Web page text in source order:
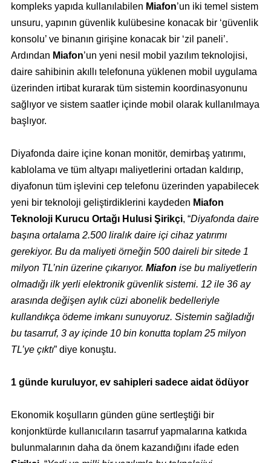
kompleks yapıda kullanılabilen Miafon’un iki temel sistem
unsuru, yapının güvenlik kulübesine konacak bir ‘güvenlik
konsolu’ ve binanın girişine konacak bir ‘zil paneli’.
Ardından Miafon’un yeni nesil mobil yazılım teknolojisi,
daire sahibinin akıllı telefonuna yüklenen mobil uygulama
üzerinden irtibat kurarak tüm sistemin koordinasyonunu
sağlıyor ve sistem saatler içinde mobil olarak kullanılmaya
başlıyor.
Diyafonda daire içine konan monitör, demirbaş yatırımı,
kablolama ve tüm altyapı maliyetlerini ortadan kaldırıp,
diyafonun tüm işlevini cep telefonu üzerinden yapabilecek
yeni bir teknoloji geliştirdiklerini kaydeden Miafon
Teknoloji Kurucu Ortağı Hulusi Şirikçi, “Diyafonda daire
başına ortalama 2.500 liralık daire içi cihaz yatırımı
gerekiyor. Bu da maliyeti örneğin 500 daireli bir sitede 1
milyon TL’nin üzerine çıkarıyor. Miafon ise bu maliyetlerin
olmadığı ilk yerli elektronik güvenlik sistemi. 12 ile 36 ay
arasında değişen aylık cüzi abonelik bedelleriyle
kullandıkça ödeme imkanı sunuyoruz. Sistemin sağladığı
bu tasarruf, 3 ay içinde 10 bin konutta toplam 25 milyon
TL’ye çıktı” diye konuştu.
1 günde kuruluyor, ev sahipleri sadece aidat ödüyor
Ekonomik koşulların günden güne sertleştiği bir
konjonktürde kullanıcıların tasarruf yapmalarına katkıda
bulunmalarının daha da önem kazandığını ifade eden